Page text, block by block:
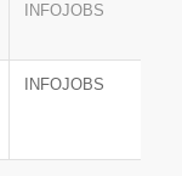
INFOJOBS
INFOJOBS